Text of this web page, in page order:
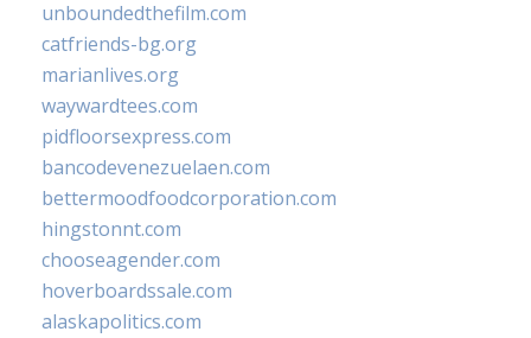
unboundedthefilm.com
catfriends-bg.org
marianlives.org
waywardtees.com
pidfloorsexpress.com
bancodevenezuelaen.com
bettermoodfoodcorporation.com
hingstonnt.com
chooseagender.com
hoverboardssale.com
alaskapolitics.com